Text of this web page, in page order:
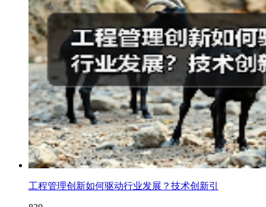
工程管理创新如何驱动行业发展？技术创新引